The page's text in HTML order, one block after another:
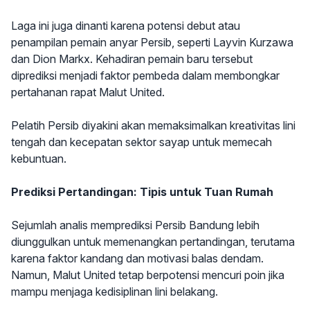
Laga ini juga dinanti karena potensi debut atau
penampilan pemain anyar Persib, seperti Layvin Kurzawa
dan Dion Markx. Kehadiran pemain baru tersebut
diprediksi menjadi faktor pembeda dalam membongkar
pertahanan rapat Malut United.
Pelatih Persib diyakini akan memaksimalkan kreativitas lini
tengah dan kecepatan sektor sayap untuk memecah
kebuntuan.
Prediksi Pertandingan: Tipis untuk Tuan Rumah
Sejumlah analis memprediksi Persib Bandung lebih
diunggulkan untuk memenangkan pertandingan, terutama
karena faktor kandang dan motivasi balas dendam.
Namun, Malut United tetap berpotensi mencuri poin jika
mampu menjaga kedisiplinan lini belakang.